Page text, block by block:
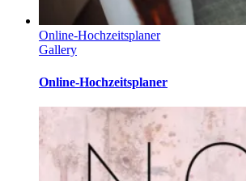
Online-Hochzeitsplaner
Gallery
Online-Hochzeitsplaner